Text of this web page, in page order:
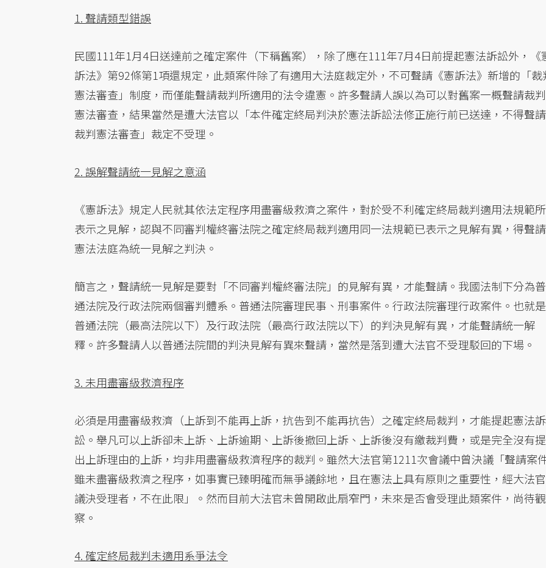
1. 聲請類型錯誤
民國111年1月4日送達前之確定案件（下稱舊案），除了應在111年7月4日前提起憲法訴訟外，《
訴法》第92條第1項還規定，此類案件除了有適用大法庭裁定外，不可聲請《憲訴法》新增的「裁
憲法審查」制度，而僅能聲請裁判所適用的法令違憲。許多聲請人誤以為可以對舊案一概聲請裁判
憲法審查，結果當然是遭大法官以「本件確定終局判決於憲法訴訟法修正施行前已送達，不得聲請
裁判憲法審查」裁定不受理。
2. 誤解聲請統一見解之意涵
《憲訴法》規定人民就其依法定程序用盡審級救濟之案件，對於受不利確定終局裁判適用法規範所
表示之見解，認與不同審判權終審法院之確定終局裁判適用同一法規範已表示之見解有異，得聲請
憲法法庭為統一見解之判決。
簡言之，聲請統一見解是要對「不同審判權終審法院」的見解有異，才能聲請。我國法制下分為普
通法院及行政法院兩個審判體系。普通法院審理民事、刑事案件。行政法院審理行政案件。也就是
普通法院（最高法院以下）及行政法院（最高行政法院以下）的判決見解有異，才能聲請統一解
釋。許多聲請人以普通法院間的判決見解有異來聲請，當然是落到遭大法官不受理駁回的下場。
3. 未用盡審級救濟程序
必須是用盡審級救濟（上訴到不能再上訴，抗告到不能再抗告）之確定終局裁判，才能提起憲法訴
訟。舉凡可以上訴卻未上訴、上訴逾期、上訴後撤回上訴、上訴後沒有繳裁判費，或是完全沒有提
出上訴理由的上訴，均非用盡審級救濟程序的裁判。雖然大法官第1211次會議中曾決議「聲請案
雖未盡審級救濟之程序，如事實已臻明確而無爭議餘地，且在憲法上具有原則之重要性，經大法官
議決受理者，不在此限」。然而目前大法官未曾開啟此扇窄門，未來是否會受理此類案件，尚待觀
察。
4. 確定終局裁判未適用系爭法令